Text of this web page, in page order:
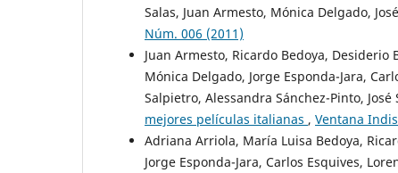
Salas, Juan Armesto, Mónica Delgado,
Núm. 006 (2011)
Juan Armesto, Ricardo Bedoya, Desiderio
Mónica Delgado, Jorge Esponda-Jara,
Salpietro, Alessandra Sánchez-Pinto,
mejores películas italianas , Ventana
Adriana Arriola, María Luisa Bedoya,
Jorge Esponda-Jara, Carlos Esquives,